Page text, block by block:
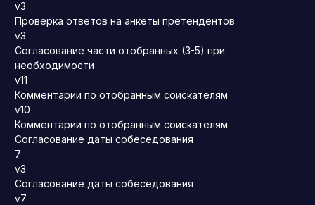
v3
Проверка ответов на анкеты претендентов
v3
Согласование части отобранных (3-5) при
необходимости
v11
Комментарии по отобранным соискателям
v10
Комментарии по отобранным соискателям
Согласование даты собеседования
7
v3
Согласование даты собеседования
v7